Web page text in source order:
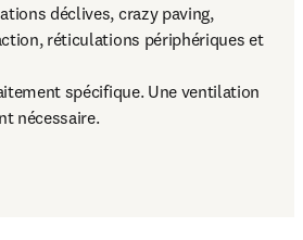
déclives, crazy paving,
réticulations périphériques et
spécifique. Une ventilation
nécessaire.